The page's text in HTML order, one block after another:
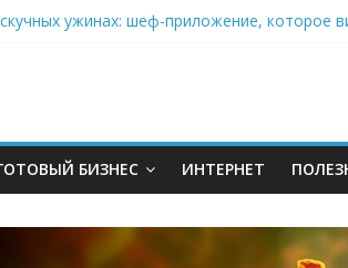
ужинах: шеф-приложение, которое
БИЗНЕС ИНТЕРНЕТ